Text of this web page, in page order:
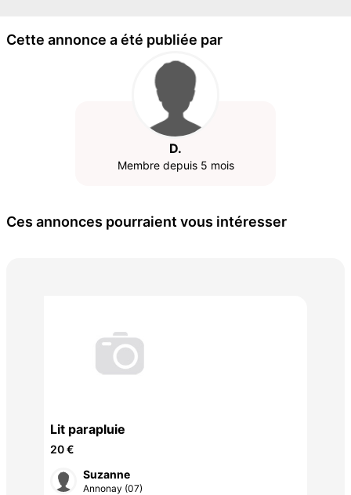
Cette annonce a été publiée par
D.
Membre depuis 5 mois
Ces annonces pourraient vous intéresser
Lit parapluie
20 €
Suzanne
Annonay (07)